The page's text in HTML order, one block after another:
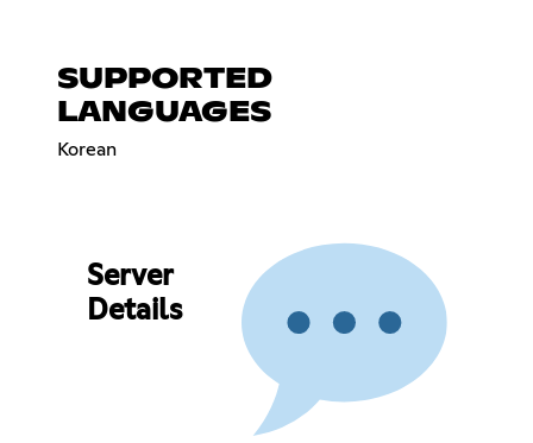
SUPPORTED
LANGUAGES
Korean
Server
Details